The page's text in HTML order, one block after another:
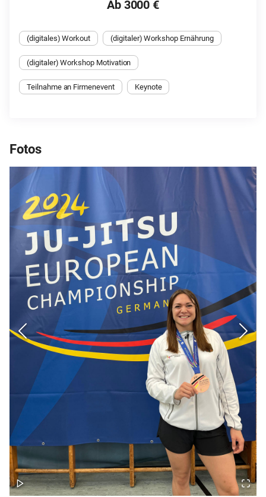
Ab 3000 €
(digitales) Workout (digitaler) Workshop Ernährung
(digitaler) Workshop Motivation
Teilnahme an Firmenevent Keynote
Fotos